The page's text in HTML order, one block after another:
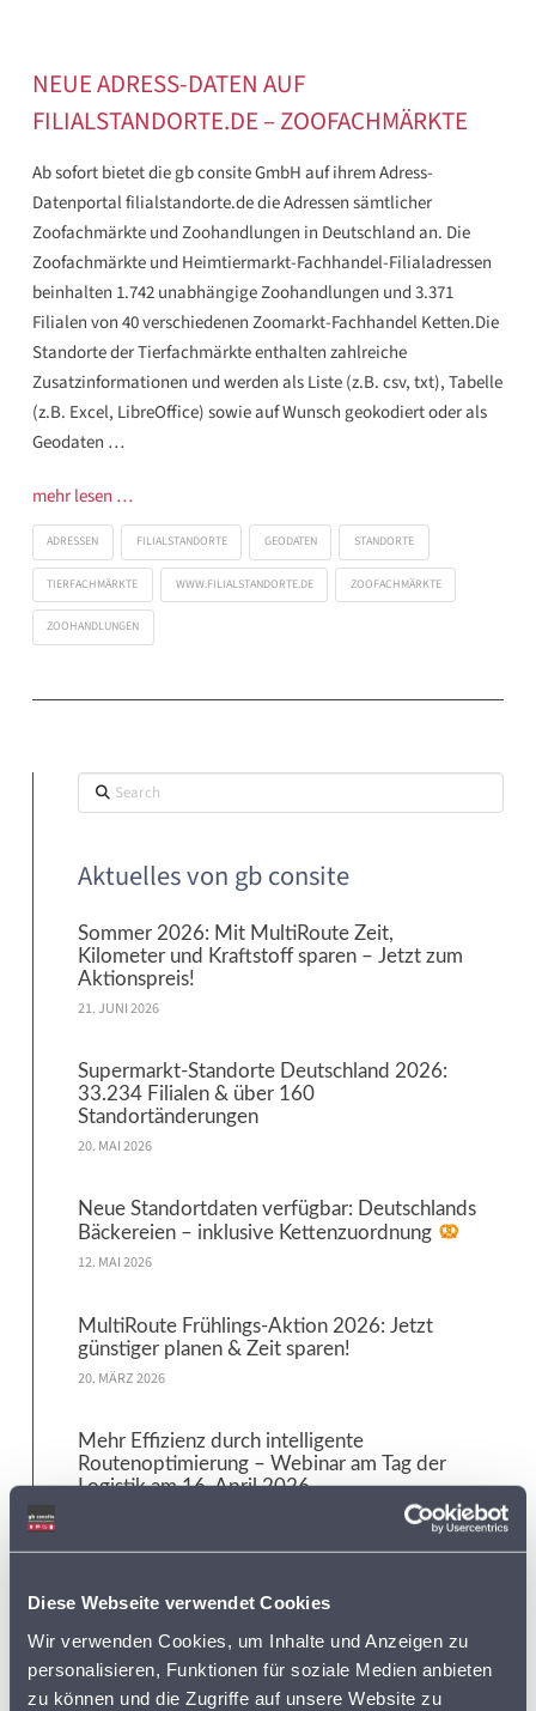
Diese Webseite verwendet Cookies
Wir verwenden Cookies, um Inhalte und Anzeigen zu
personalisieren, Funktionen für soziale Medien anbieten
zu können und die Zugriffe auf unsere Website zu
NEUE ADRESS-DATEN AUF
FILIALSTANDORTE.DE – ZOOFACHMÄRKTE
Ab sofort bietet die gb consite GmbH auf ihrem Adress-
Datenportal filialstandorte.de die Adressen sämtlicher
Zoofachmärkte und Zoohandlungen in Deutschland an. Die
Zoofachmärkte und Heimtiermarkt-Fachhandel-Filialadressen
beinhalten 1.742 unabhängige Zoohandlungen und 3.371
Filialen von 40 verschiedenen Zoomarkt-Fachhandel Ketten.Die
Standorte der Tierfachmärkte enthalten zahlreiche
Zusatzinformationen und werden als Liste (z.B. csv, txt), Tabelle
(z.B. Excel, LibreOffice) sowie auf Wunsch geokodiert oder als
Geodaten …
mehr lesen …
ADRESSEN FILIALSTANDORTE GEODATEN STANDORTE
TIERFACHMÄRKTE WWW.FILIALSTANDORTE.DE ZOOFACHMÄRKTE
ZOOHANDLUNGEN
Search
Aktuelles von gb consite
Sommer 2026: Mit MultiRoute Zeit,
Kilometer und Kraftstoff sparen – Jetzt zum
Aktionspreis!
21. JUNI 2026
Supermarkt-Standorte Deutschland 2026:
33.234 Filialen & über 160
Standortänderungen
20. MAI 2026
Neue Standortdaten verfügbar: Deutschlands
Bäckereien – inklusive Kettenzuordnung
12. MAI 2026
MultiRoute Frühlings-Aktion 2026: Jetzt
günstiger planen & Zeit sparen!
20. MÄRZ 2026
Mehr Effizienz durch intelligente
Routenoptimierung – Webinar am Tag der
Logistik am 16. April 2026
31.12.2026 sichern
3. MÄRZ 2026
Neue Datenaktualisierung: Erweiterter